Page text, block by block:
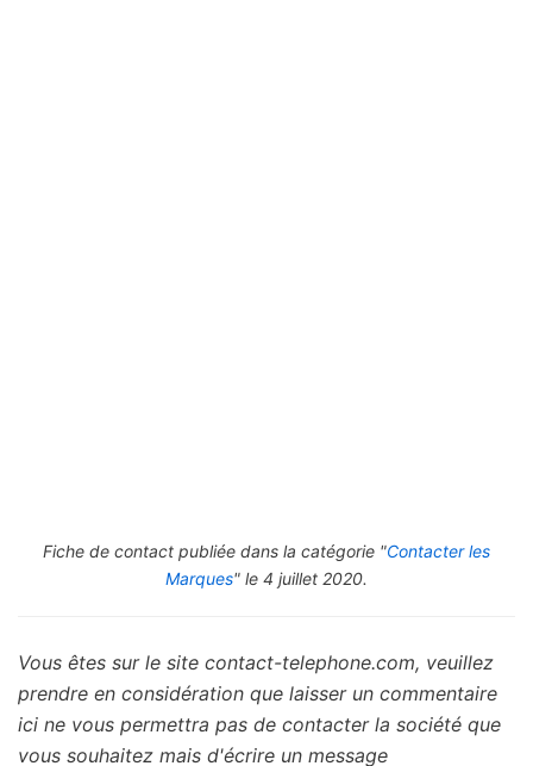
Fiche de contact publiée dans la catégorie "Contacter les
Marques" le 4 juillet 2020.
Vous êtes sur le site contact-telephone.com, veuillez
prendre en considération que laisser un commentaire
ici ne vous permettra pas de contacter la société que
vous souhaitez mais d'écrire un message